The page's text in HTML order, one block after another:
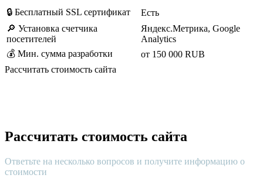
🔒 Бесплатный SSL сертификат
Есть
🔎 Установка счетчика
посетителей
Яндекс.Метрика, Google
Analytics
💰 Мин. сумма разработки
от 150 000 RUB
Рассчитать стоимость сайта
Рассчитать стоимость сайта
Ответьте на несколько вопросов и получите информацию о
стоимости